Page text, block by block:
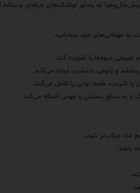
که یادآور لواشک‌های حرفه‌ای و
به مهمانی‌های خود ببخشید.
میوه‌ها را تقویت کند.
و تنوعی دلنشین ایجاد می‌کند.
یا شربت، طعم نهایی را کامل می‌کند.
را به سطح بستنی یا موس اضافه می‌کند.
غذا جذاب‌تر شود.
باشد.